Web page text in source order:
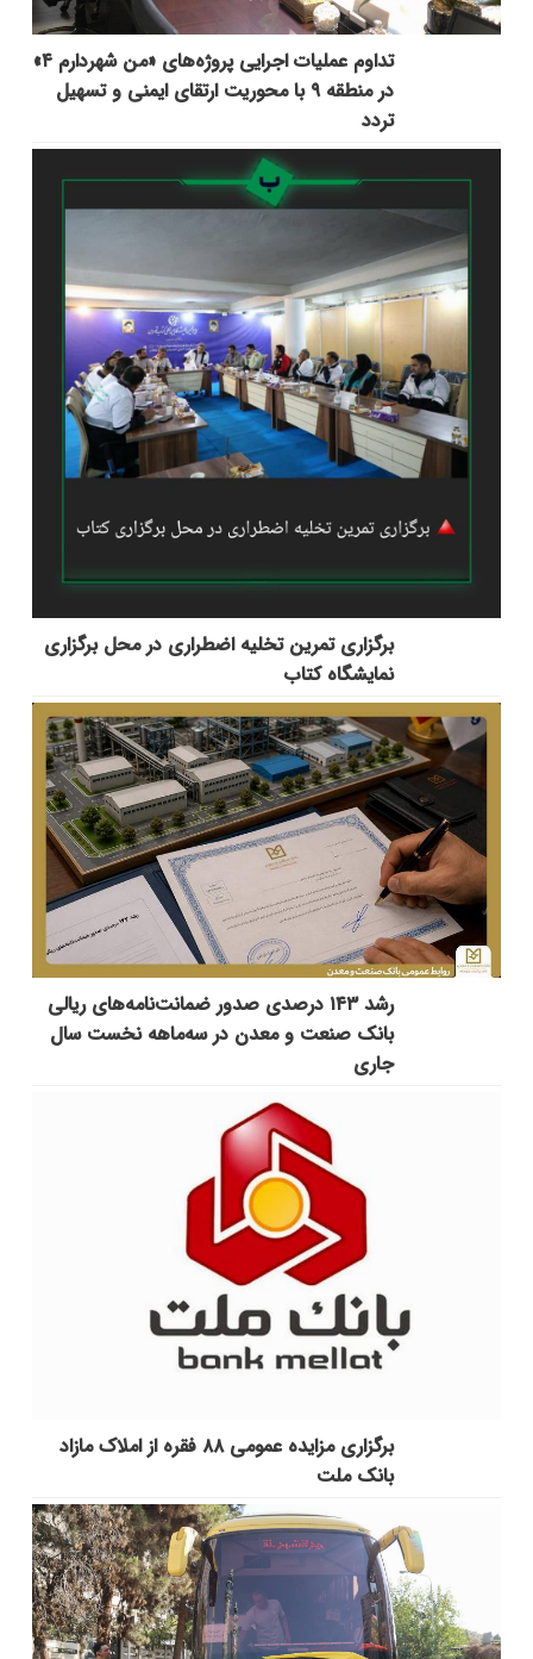
تداوم عملیات اجرایی پروژه‌های «من شهردارم ۴»
در منطقه ۹ با محوریت ارتقای ایمنی و تسهیل
تردد
برگزاری تمرین تخلیه اضطراری در محل برگزاری
نمایشگاه کتاب
رشد ۱۴۳ درصدی صدور ضمانت‌نامه‌های ریالی
بانک صنعت و معدن در سه‌ماهه نخست سال
جاری
برگزاری مزایده عمومی ۸۸ فقره از املاک مازاد
بانک ملت